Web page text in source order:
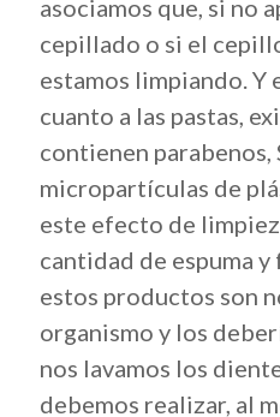
asociamos que, si no
cepillado o si el
estamos limpiando. Y
cuanto a las pastas,
contienen parabenos,
micropartículas de
este efecto de
cantidad de espuma
estos productos son
organismo y los
nos lavamos los
debemos realizar, al